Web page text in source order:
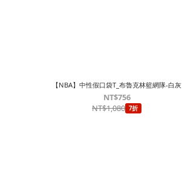
【NBA】中性假口袋T_布魯克林籃網隊-白灰
NT$756
NT$1,080 7折